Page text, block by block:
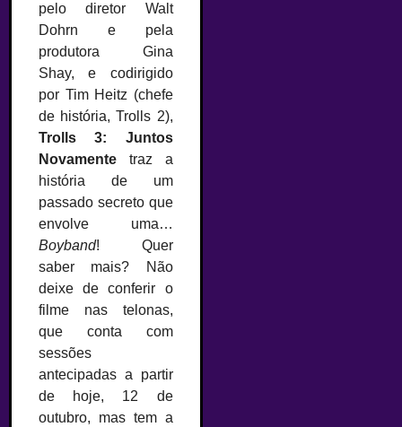
pelo diretor Walt
Dohrn e pela
produtora Gina
Shay, e codirigido
por Tim Heitz (chefe
de história, Trolls 2),
Trolls 3: Juntos
Novamente traz a
história de um
passado secreto que
envolve uma…
Boyband! Quer
saber mais? Não
deixe de conferir o
filme nas telonas,
que conta com
sessões
antecipadas a partir
de hoje, 12 de
outubro, mas tem a